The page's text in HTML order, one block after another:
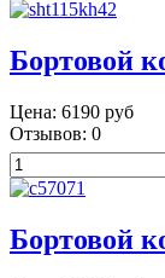
Бортовой
Цена: 6190 руб
Отзывов: 0
Бортовой